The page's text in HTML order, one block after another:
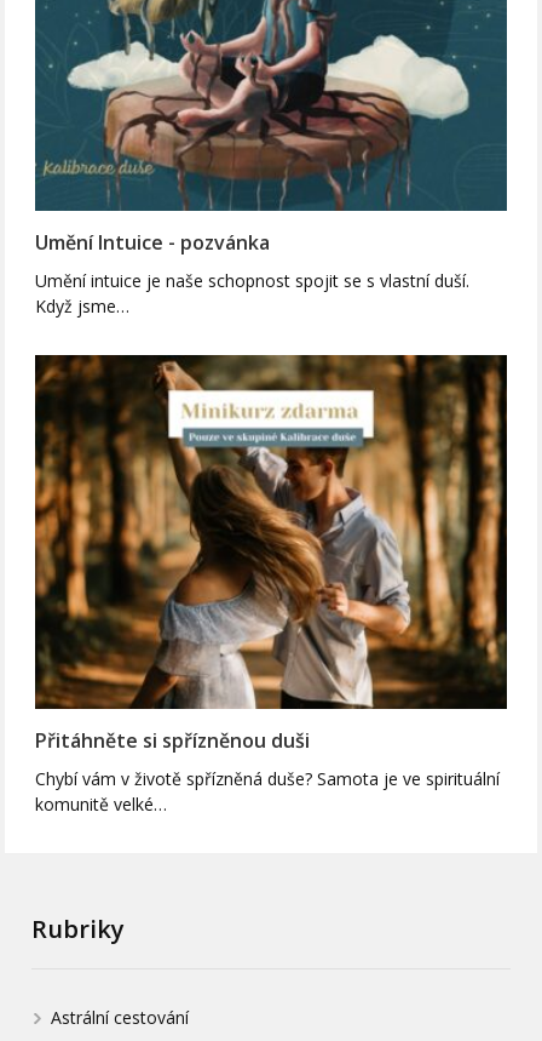
Umění Intuice - pozvánka
Umění intuice je naše schopnost spojit se s vlastní duší.
Když jsme…
Přitáhněte si spřízněnou duši
Chybí vám v životě spřízněná duše? Samota je ve spirituální
komunitě velké…
Rubriky
Astrální cestování